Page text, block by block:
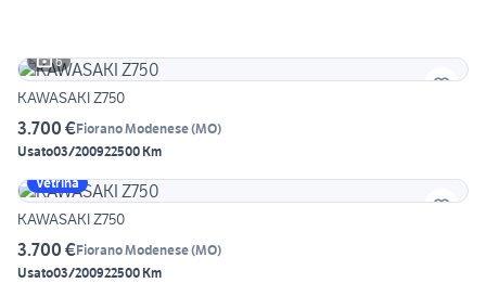
6
KAWASAKI Z750
3.700 €Fiorano Modenese(MO)
Usato03/200922500 Km
Vetrina
KAWASAKI Z750
3.700 €Fiorano Modenese(MO)
Usato03/200922500 Km